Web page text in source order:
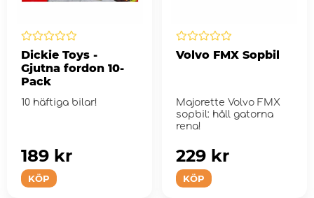
Dickie Toys -
Gjutna fordon 10-
Pack
10 häftiga bilar!
KÖP
189 kr
Volvo FMX Sopbil
Majorette Volvo FMX
sopbil: håll gatorna
rena!
KÖP
229 kr